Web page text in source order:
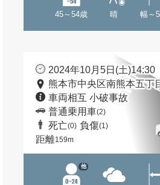
45～54歳 晴 幅～
2024年10月5日(土)14:30
熊本市中央区南熊本五丁
車両相互 小破事故
普通乗用車(2)
死亡(0) 負傷(1)
距離159m
他